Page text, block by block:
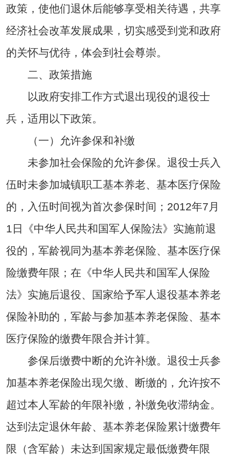
政策，使他们退休后能够享受相关待遇，共享
经济社会改革发展成果，切实感受到党和政府
的关怀与优待，体会到社会尊崇。
二、政策措施
以政府安排工作方式退出现役的退役士
兵，适用以下政策。
（一）允许参保和补缴
未参加社会保险的允许参保。退役士兵入
伍时未参加城镇职工基本养老、基本医疗保险
的，入伍时间视为首次参保时间；2012年7月
1日《中华人民共和国军人保险法》实施前退
役的，军龄视同为基本养老保险、基本医疗保
险缴费年限；在《中华人民共和国军人保险
法》实施后退役、国家给予军人退役基本养老
保险补助的，军龄与参加基本养老保险、基本
医疗保险的缴费年限合并计算。
参保后缴费中断的允许补缴。退役士兵参
加基本养老保险出现欠缴、断缴的，允许按不
超过本人军龄的年限补缴，补缴免收滞纳金。
达到法定退休年龄、基本养老保险累计缴费年
限（含军龄）未达到国家规定最低缴费年限